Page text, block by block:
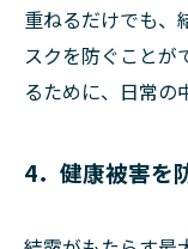
重ねるだけでも、
スクを防ぐことが
るために、日常の
4．健康被害を